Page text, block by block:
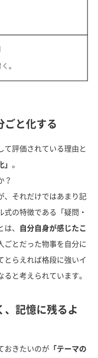
ごと化する
て評価されている理由と
。
？
、それだけではあまり記
の特徴である「疑問・
、 自分自身が感じたこ
ごとだった物事を自分に
とらえれば格段に強いイ
と考えられています。
記憶に残るよ
おきたいのが 「テーマの